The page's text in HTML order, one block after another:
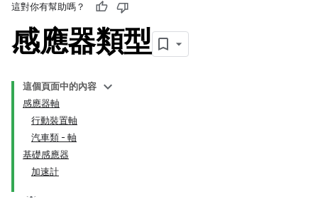
這對你有幫助嗎？
感應器類型
這個頁面中的內容
感應器軸
行動裝置軸
汽車類 - 軸
基礎感應器
加速計